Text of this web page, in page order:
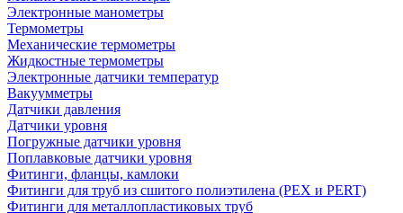
Электронные манометры
Термометры
Механические термометры
Жидкостные термометры
Электронные датчики температур
Вакуумметры
Датчики давления
Датчики уровня
Погружные датчики уровня
Поплавковые датчики уровня
Фитинги, фланцы, камлоки
Фитинги для труб из сшитого полиэтилена (PEX и PERT)
Фитинги для металлопластиковых труб